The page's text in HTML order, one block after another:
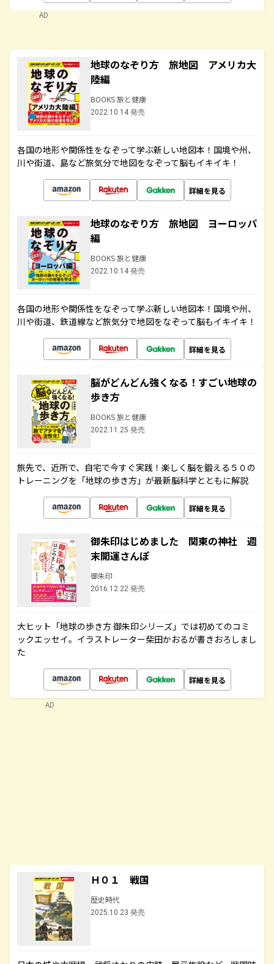
AD
地球のなぞり方 旅地図 アメリカ大
陸編
BOOKS 旅と健康
2022.10.14 発売
各国の地形や関係性をなぞって学ぶ新しい地図本！国境や州、
川や街道、島など旅気分で地図をなぞって脳もイキイキ！
詳細を見る
地球のなぞり方 旅地図 ヨーロッパ
編
BOOKS 旅と健康
2022.10.14 発売
各国の地形や関係性をなぞって学ぶ新しい地図本！国境や州、
川や街道、鉄道線など旅気分で地図をなぞって脳もイキイキ！
詳細を見る
脳がどんどん強くなる！すごい地球の
歩き方
BOOKS 旅と健康
2022.11.25 発売
旅先で、近所で、自宅で今すぐ実践！楽しく脳を鍛える５０の
トレーニングを「地球の歩き方」が最新脳科学とともに解説
詳細を見る
御朱印はじめました 関東の神社 週
末開運さんぽ
御朱印
2016.12.22 発売
大ヒット「地球の歩き方 御朱印シリーズ」では初めてのコミ
ックエッセイ。イラストレーター柴田かおるが書きおろしまし
た
詳細を見る
Ｈ０１ 戦国
歴史時代
2025.10.23 発売
AD